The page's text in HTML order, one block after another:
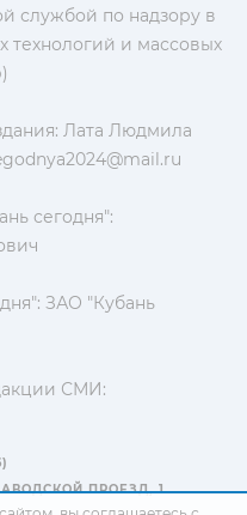
службой по надзору в
технологий и массовых
Лата Людмила
сегодня":
ЗАО "Кубань
СМИ:
ПРОЕЗД, 1